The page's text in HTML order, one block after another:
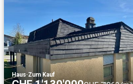
Haus·Zum Kauf